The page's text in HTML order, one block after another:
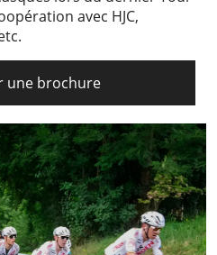
avec HJC,
une brochure